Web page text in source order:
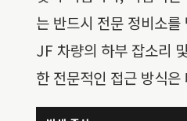
는 반드시 전문 정비소
JF 차량의 하부 잡소리
한 전문적인 접근 방식은